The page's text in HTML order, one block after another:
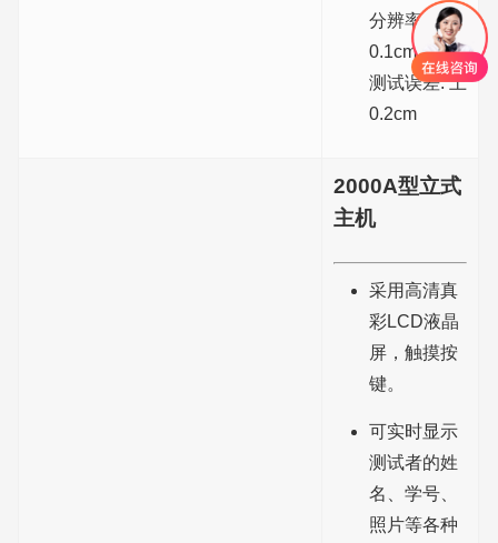
分辨率:
0.1cm
测试误差: 土
0.2cm
2000A型立式
主机
采用高清真
彩LCD液晶
屏，触摸按
键。
可实时显示
测试者的姓
名、学号、
照片等各种